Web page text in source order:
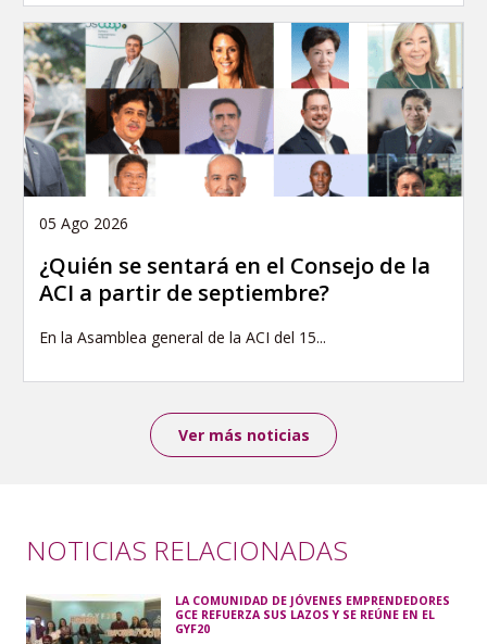
05 Ago 2026
¿Quién se sentará en el Consejo de la
ACI a partir de septiembre?
En la Asamblea general de la ACI del 15...
Ver más noticias
NOTICIAS RELACIONADAS
LA COMUNIDAD DE JÓVENES EMPRENDEDORES
GCE REFUERZA SUS LAZOS Y SE REÚNE EN EL
GYF20